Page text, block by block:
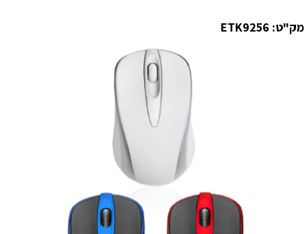
מק"ט: ETK9256